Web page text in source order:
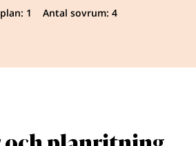
1
Antal sovrum: 4